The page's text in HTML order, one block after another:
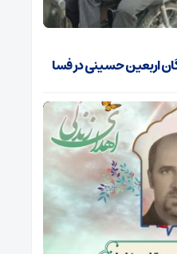
اربعین حسینی در فسا